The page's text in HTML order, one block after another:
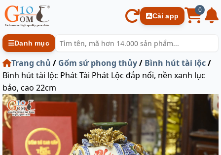
Cài app
0
Danh mục
Trang chủ / Gốm sứ phong thủy/ Bình hút tài lộc/
Bình hút tài lộc Phát Tài Phát Lộc đắp nổi, nền xanh lục
bảo, cao 22cm